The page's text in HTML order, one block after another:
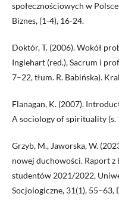
społecznościowych w
Biznes, (1-4), 16-24.
Doktór, T. (2006). Wokół
Inglehart (red.), Sacrum i
7–22, tłum. R. Babińska).
Flanagan, K. (2007).
A sociology of spirituality (s.
Grzyb, M., Jaworska, W.
nowej duchowości. Raport
studentów 2021/2022,
Socjologiczne, 31(1),